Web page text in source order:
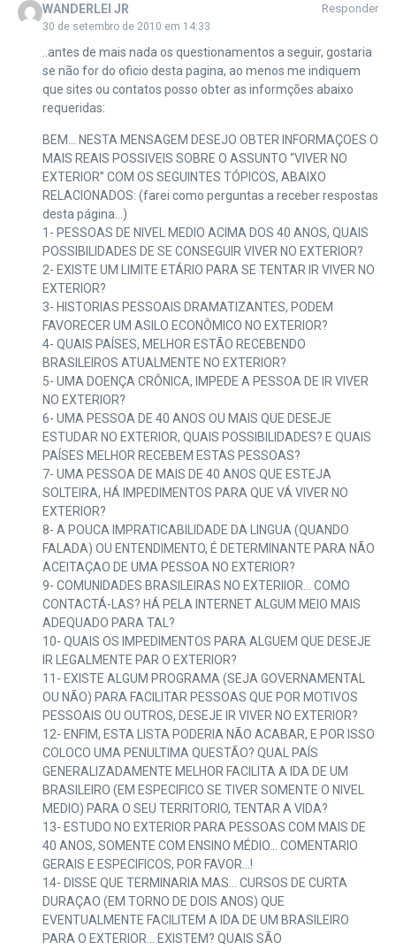
WANDERLEI JR
30 de setembro de 2010 em 14:33
Responder
..antes de mais nada os questionamentos a seguir, gostaria
se não for do oficio desta pagina, ao menos me indiquem
que sites ou contatos posso obter as informções abaixo
requeridas:
BEM… NESTA MENSAGEM DESEJO OBTER INFORMAÇOES O
MAIS REAIS POSSIVEIS SOBRE O ASSUNTO “VIVER NO
EXTERIOR” COM OS SEGUINTES TÓPICOS, ABAIXO
RELACIONADOS: (farei como perguntas a receber respostas
desta página…)
1- PESSOAS DE NIVEL MEDIO ACIMA DOS 40 ANOS, QUAIS
POSSIBILIDADES DE SE CONSEGUIR VIVER NO EXTERIOR?
2- EXISTE UM LIMITE ETÁRIO PARA SE TENTAR IR VIVER NO
EXTERIOR?
3- HISTORIAS PESSOAIS DRAMATIZANTES, PODEM
FAVORECER UM ASILO ECONÔMICO NO EXTERIOR?
4- QUAIS PAÍSES, MELHOR ESTÃO RECEBENDO
BRASILEIROS ATUALMENTE NO EXTERIOR?
5- UMA DOENÇA CRÔNICA, IMPEDE A PESSOA DE IR VIVER
NO EXTERIOR?
6- UMA PESSOA DE 40 ANOS OU MAIS QUE DESEJE
ESTUDAR NO EXTERIOR, QUAIS POSSIBILIDADES? E QUAIS
PAÍSES MELHOR RECEBEM ESTAS PESSOAS?
7- UMA PESSOA DE MAIS DE 40 ANOS QUE ESTEJA
SOLTEIRA, HÁ IMPEDIMENTOS PARA QUE VÁ VIVER NO
EXTERIOR?
8- A POUCA IMPRATICABILIDADE DA LINGUA (QUANDO
FALADA) OU ENTENDIMENTO, É DETERMINANTE PARA NÃO
ACEITAÇAO DE UMA PESSOA NO EXTERIOR?
9- COMUNIDADES BRASILEIRAS NO EXTERIIOR… COMO
CONTACTÁ-LAS? HÁ PELA INTERNET ALGUM MEIO MAIS
ADEQUADO PARA TAL?
10- QUAIS OS IMPEDIMENTOS PARA ALGUEM QUE DESEJE
IR LEGALMENTE PAR O EXTERIOR?
11- EXISTE ALGUM PROGRAMA (SEJA GOVERNAMENTAL
OU NÃO) PARA FACILITAR PESSOAS QUE POR MOTIVOS
PESSOAIS OU OUTROS, DESEJE IR VIVER NO EXTERIOR?
12- ENFIM, ESTA LISTA PODERIA NÃO ACABAR, E POR ISSO
COLOCO UMA PENULTIMA QUESTÃO? QUAL PAÍS
GENERALIZADAMENTE MELHOR FACILITA A IDA DE UM
BRASILEIRO (EM ESPECIFICO SE TIVER SOMENTE O NIVEL
MEDIO) PARA O SEU TERRITORIO, TENTAR A VIDA?
13- ESTUDO NO EXTERIOR PARA PESSOAS COM MAIS DE
40 ANOS, SOMENTE COM ENSINO MÉDIO… COMENTARIO
GERAIS E ESPECIFICOS, POR FAVOR…!
14- DISSE QUE TERMINARIA MAS… CURSOS DE CURTA
DURAÇAO (EM TORNO DE DOIS ANOS) QUE
EVENTUALMENTE FACILITEM A IDA DE UM BRASILEIRO
PARA O EXTERIOR… EXISTEM? QUAIS SÃO